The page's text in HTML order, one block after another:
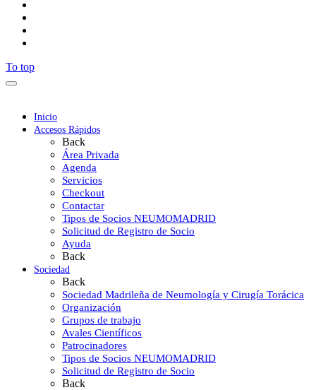
To top
Inicio
Accesos Rápidos
Back
Área Privada
Agenda
Servicios
Checkout
Contactar
Tipos de Socios NEUMOMADRID
Solicitud de Registro de Socio
Ayuda
Back
Sociedad
Back
Sociedad Madrileña de Neumología y Cirugía Torácica
Organización
Grupos de trabajo
Avales Científicos
Patrocinadores
Tipos de Socios NEUMOMADRID
Solicitud de Registro de Socio
Back